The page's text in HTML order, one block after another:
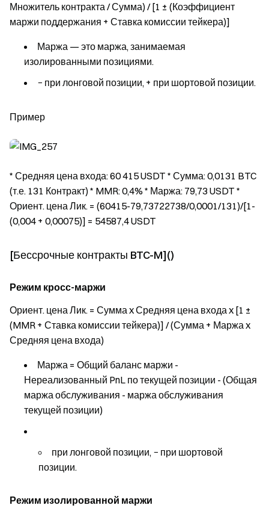
Множитель контракта / Сумма) / [1 ± (Коэффициент
маржи поддержания + Ставка комиссии тейкера)]
Маржа — это маржа, занимаемая
изолированными позициями.
− при лонговой позиции, + при шортовой позиции.
Пример
* Средняя цена входа: 60 415 USDT * Сумма: 0,0131 BTC
(т.е. 131 Контракт) * MMR: 0,4% * Маржа: 79,73 USDT *
Ориент. цена Лик. = (60415-79,73722738/0,0001/131)/[1-
(0,004 + 0,00075)] = 54587,4 USDT
[Бессрочные контракты BTC-M]()
Режим кросс-маржи
Ориент. цена Лик. = Сумма x Средняя цена входа x [1 ±
(MMR + Ставка комиссии тейкера)] / (Сумма + Маржа x
Средняя цена входа)
Маржа = Общий баланс маржи -
Нереализованный PnL по текущей позиции - (Общая
маржа обслуживания - маржа обслуживания
текущей позиции)
при лонговой позиции, − при шортовой
позиции.
Режим изолированной маржи